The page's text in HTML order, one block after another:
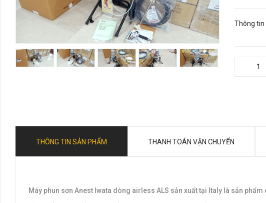
Thông tin
THÔNG TIN SẢN PHẨM THANH TOÁN VẬN CHUYỂN
Máy phun sơn Anest Iwata dòng airless ALS sản xuất tại Italy là sản